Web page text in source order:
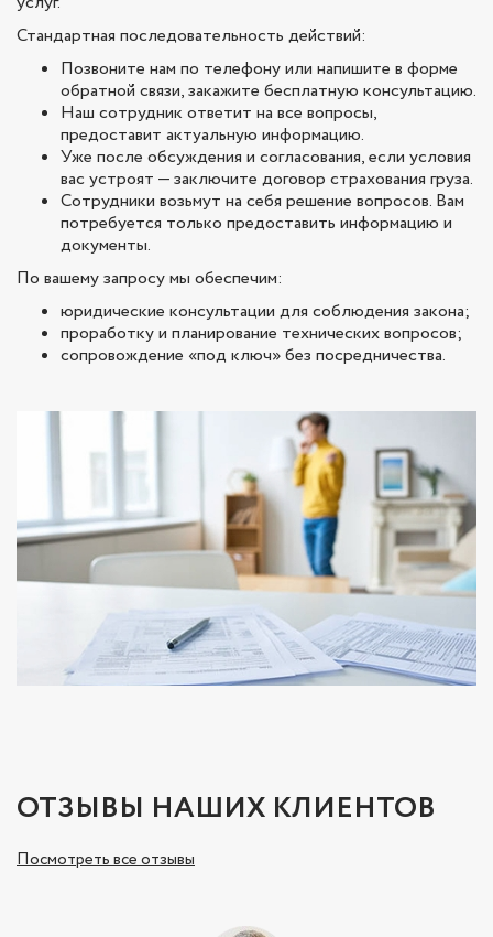
Стандартная последовательность действий:
Позвоните нам по телефону или напишите в форме
обратной связи, закажите бесплатную консультацию.
Наш сотрудник ответит на все вопросы,
предоставит актуальную информацию.
Уже после обсуждения и согласования, если условия
вас устроят — заключите договор страхования груза.
Сотрудники возьмут на себя решение вопросов. Вам
потребуется только предоставить информацию и
документы.
По вашему запросу мы обеспечим:
юридические консультации для соблюдения закона;
проработку и планирование технических вопросов;
сопровождение «под ключ» без посредничества.
ОТЗЫВЫ НАШИХ КЛИЕНТОВ
Посмотреть все отзывы